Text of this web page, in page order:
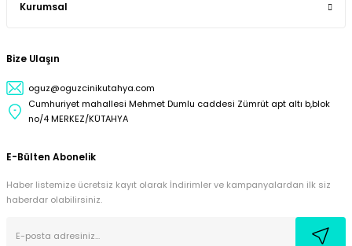
Kurumsal
Bize Ulaşın
oguz@oguzcinikutahya.com
Cumhuriyet mahallesi Mehmet Dumlu caddesi Zümrüt apt altı b,blok
no/4 MERKEZ/KÜTAHYA
E-Bülten Abonelik
Haber listemize ücretsiz kayıt olarak İndirimler ve kampanyalardan ilk siz
haberdar olabilirsiniz.